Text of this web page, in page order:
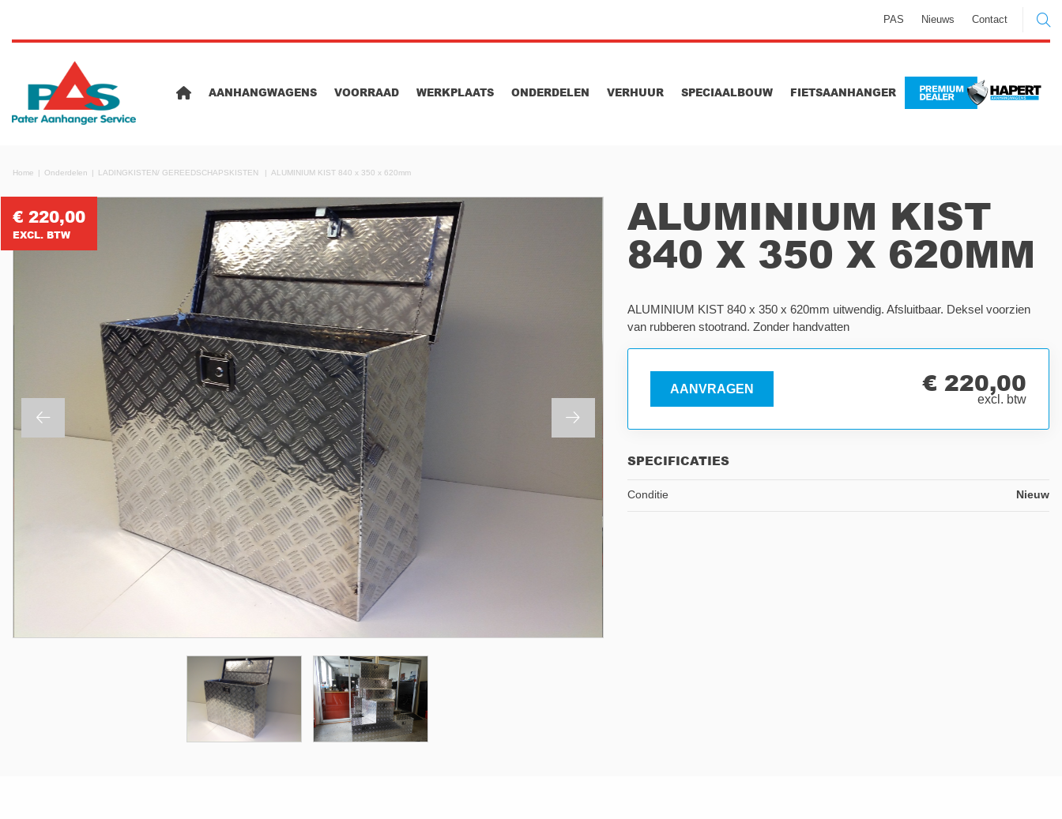
PAS Nieuws Contact
AANHANGWAGENS VOORRAAD WERKPLAATS ONDERDELEN VERHUUR SPECIAALBOUW FIETSAANHANGER
Home Onderdelen LADINGKISTEN/ GEREEDSCHAPSKISTEN ALUMINIUM KIST 840 x 350 x 620mm
€ 220,00
EXCL. BTW
ALUMINIUM KIST
840 X 350 X 620MM
ALUMINIUM KIST 840 x 350 x 620mm uitwendig. Afsluitbaar. Deksel voorzien
van rubberen stootrand. Zonder handvatten
AANVRAGEN € 220,00
excl. btw
SPECIFICATIES
Conditie Nieuw